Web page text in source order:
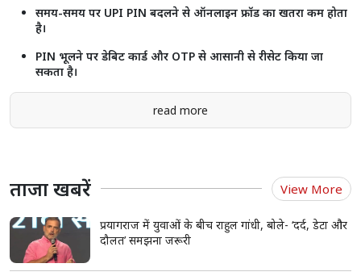
समय-समय पर UPI PIN बदलने से ऑनलाइन फ्रॉड का खतरा कम होता
है।
PIN भूलने पर डेबिट कार्ड और OTP से आसानी से रीसेट किया जा
सकता है।
read more
ताजा खबरें View More
प्रयागराज में युवाओं के बीच राहुल गांधी, बोले- ‘दर्द, डेटा और
दौलत’ समझना जरूरी